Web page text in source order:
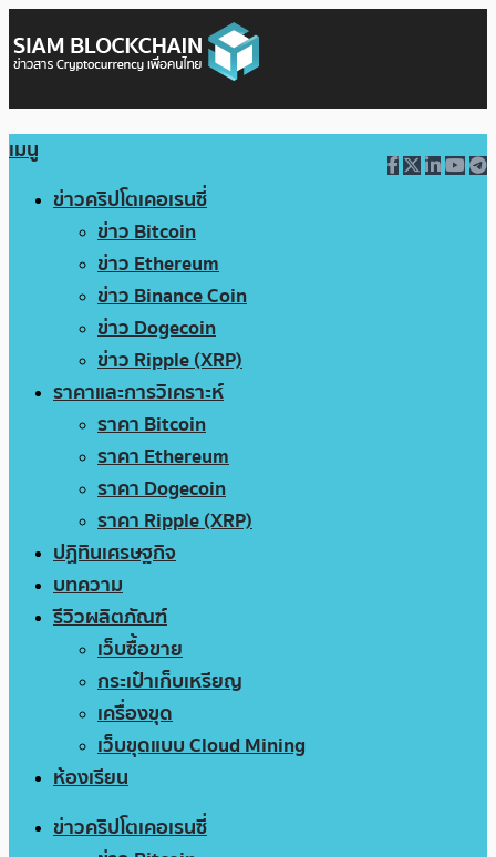
เมนู
ข่าวคริปโตเคอเรนซี่
ข่าว Bitcoin
ข่าว Ethereum
ข่าว Binance Coin
ข่าว Dogecoin
ข่าว Ripple (XRP)
ราคาและการวิเคราะห์
ราคา Bitcoin
ราคา Ethereum
ราคา Dogecoin
ราคา Ripple (XRP)
ปฏิทินเศรษฐกิจ
บทความ
รีวิวผลิตภัณฑ์
เว็บซื้อขาย
กระเป๋าเก็บเหรียญ
เครื่องขุด
เว็บขุดแบบ Cloud Mining
ห้องเรียน
ข่าวคริปโตเคอเรนซี่